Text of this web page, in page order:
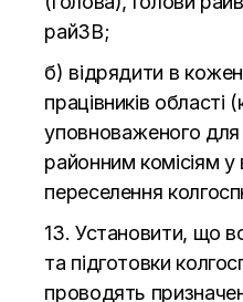
райЗВ;
б) відрядити в
працівників області
уповноваженого
районним комісіям у
переселення
13. Установити, що
та підготовки
проводять